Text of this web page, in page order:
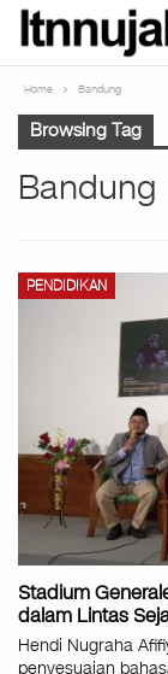
Home Bandung
Browsing Tag
Bandung
PENDIDIKAN
Stadium
dalam Lintas
Hendi Nugraha
penyesuaian